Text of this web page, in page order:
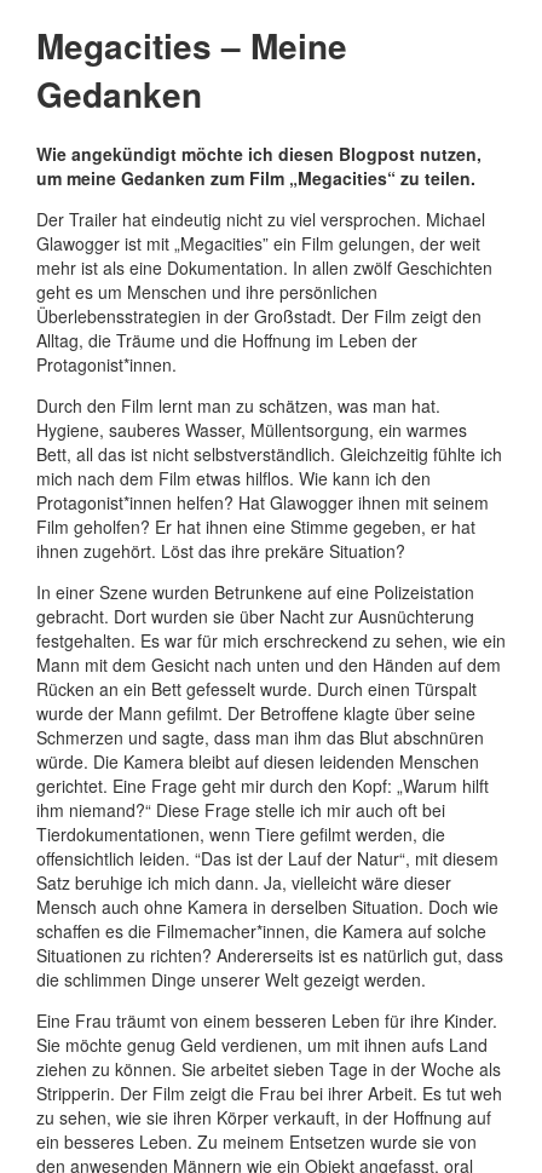
Megacities – Meine
Gedanken
Wie angekündigt möchte ich diesen Blogpost nutzen,
um meine Gedanken zum Film „Megacities“ zu teilen.
Der Trailer hat eindeutig nicht zu viel versprochen. Michael
Glawogger ist mit „Megacities” ein Film gelungen, der weit
mehr ist als eine Dokumentation. In allen zwölf Geschichten
geht es um Menschen und ihre persönlichen
Überlebensstrategien in der Großstadt. Der Film zeigt den
Alltag, die Träume und die Hoffnung im Leben der
Protagonist*innen.
Durch den Film lernt man zu schätzen, was man hat.
Hygiene, sauberes Wasser, Müllentsorgung, ein warmes
Bett, all das ist nicht selbstverständlich. Gleichzeitig fühlte ich
mich nach dem Film etwas hilflos. Wie kann ich den
Protagonist*innen helfen? Hat Glawogger ihnen mit seinem
Film geholfen? Er hat ihnen eine Stimme gegeben, er hat
ihnen zugehört. Löst das ihre prekäre Situation?
In einer Szene wurden Betrunkene auf eine Polizeistation
gebracht. Dort wurden sie über Nacht zur Ausnüchterung
festgehalten. Es war für mich erschreckend zu sehen, wie ein
Mann mit dem Gesicht nach unten und den Händen auf dem
Rücken an ein Bett gefesselt wurde. Durch einen Türspalt
wurde der Mann gefilmt. Der Betroffene klagte über seine
Schmerzen und sagte, dass man ihm das Blut abschnüren
würde. Die Kamera bleibt auf diesen leidenden Menschen
gerichtet. Eine Frage geht mir durch den Kopf: „Warum hilft
ihm niemand?“ Diese Frage stelle ich mir auch oft bei
Tierdokumentationen, wenn Tiere gefilmt werden, die
offensichtlich leiden. “Das ist der Lauf der Natur“, mit diesem
Satz beruhige ich mich dann. Ja, vielleicht wäre dieser
Mensch auch ohne Kamera in derselben Situation. Doch wie
schaffen es die Filmemacher*innen, die Kamera auf solche
Situationen zu richten? Andererseits ist es natürlich gut, dass
die schlimmen Dinge unserer Welt gezeigt werden.
Eine Frau träumt von einem besseren Leben für ihre Kinder.
Sie möchte genug Geld verdienen, um mit ihnen aufs Land
ziehen zu können. Sie arbeitet sieben Tage in der Woche als
Stripperin. Der Film zeigt die Frau bei ihrer Arbeit. Es tut weh
zu sehen, wie sie ihren Körper verkauft, in der Hoffnung auf
ein besseres Leben. Zu meinem Entsetzen wurde sie von
den anwesenden Männern wie ein Objekt angefasst, oral